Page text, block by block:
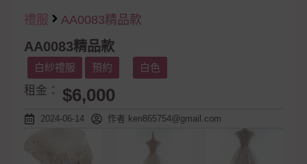
禮服 AA0083精品款
AA0083精品款
白紗禮服 預約 白色
租金： $6,000
2024-06-14 作者 ken865754@gmail.com